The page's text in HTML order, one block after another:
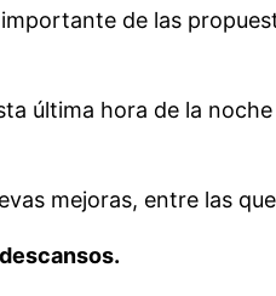
de las
última hora de la
mejoras, entre las